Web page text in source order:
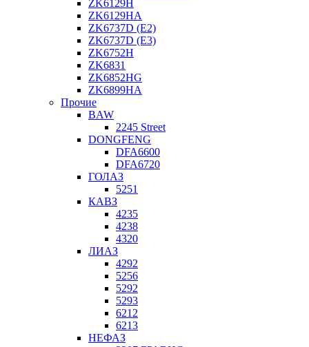
ZK6129H
ZK6129HA
ZK6737D (E2)
ZK6737D (E3)
ZK6752H
ZK6831
ZK6852HG
ZK6899HA
Прочие
BAW
2245 Street
DONGFENG
DFA6600
DFA6720
ГОЛАЗ
5251
КАВЗ
4235
4238
4320
ЛИАЗ
4292
5256
5292
5293
6212
6213
НЕФАЗ